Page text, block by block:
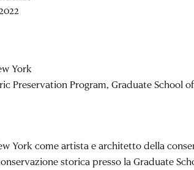
York
Preservation Program, Graduate School
York come artista e architetto della
storica presso la Graduate